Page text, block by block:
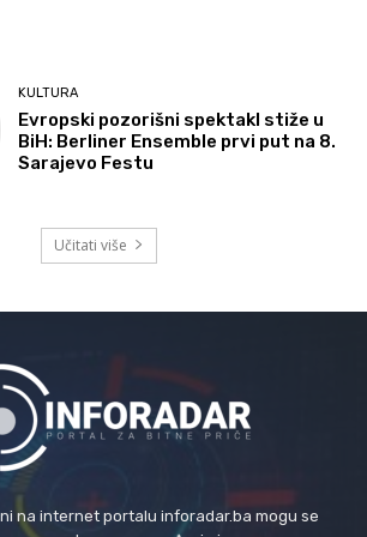
KULTURA
Evropski pozorišni spektakl stiže u
BiH: Berliner Ensemble prvi put na 8.
Sarajevo Festu
Učitati više
na internet portalu inforadar.ba mogu se